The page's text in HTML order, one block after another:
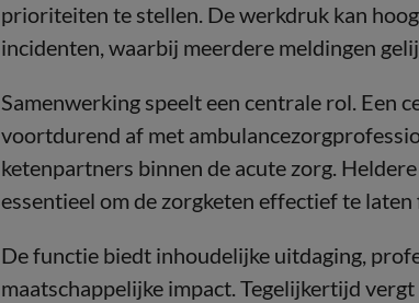
prioriteiten te stellen. De werkdruk kan
incidenten, waarbij meerdere meldingen
Samenwerking speelt een centrale rol. Een
voortdurend af met
ketenpartners binnen de acute zorg.
essentieel om de zorgketen effectief te
De functie biedt inhoudelijke uitdaging,
maatschappelijke impact. Tegelijkertijd